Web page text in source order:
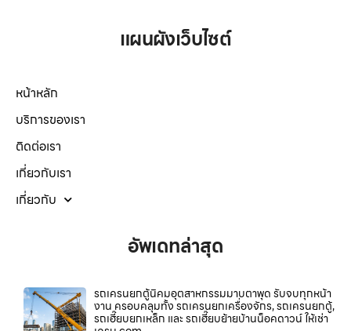
แผนผังเว็บไซต์
หน้าหลัก
บริการของเรา
ติดต่อเรา
เกี่ยวกับเรา
เกี่ยวกับ
อัพเดทล่าสุด
รถเครนยกตู้นิคมอุตสาหกรรมมาบตาพุด รับจบทุกหน้า
งาน ครอบคลุมทั้ง รถเครนยกเครื่องจักร, รถเครนยกตู้,
รถเฮี๊ยบยกเหล็ก และ รถเฮี๊ยบย้ายบ้านน็อคดาวน์ ให้เช่า